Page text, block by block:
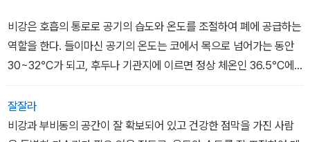
비강은 호흡의 통로로 공기의 습도와 온도를 조절하여 폐에 공급하는
역할을 한다. 들이마신 공기의 온도는 코에서 목으로 넘어가는 동안
30~32℃가 되고, 후두나 기관지에 이르면 정상 체온인 36.5℃에
가까워진다. 또 아무리 건조한 공기라 할지라도 코를 통과하면 습도
를 75~85%로 조절해서 폐에 공급한다. 이러한 작용들은 코 안으로
공기가 통과해서 폐에 들어가는 순간인 0.25초 만에 이루어진다. -1
잘잘라
비강과 부비동의 공간이 잘 확보되어 있고 건강한 점막을 가진 사람